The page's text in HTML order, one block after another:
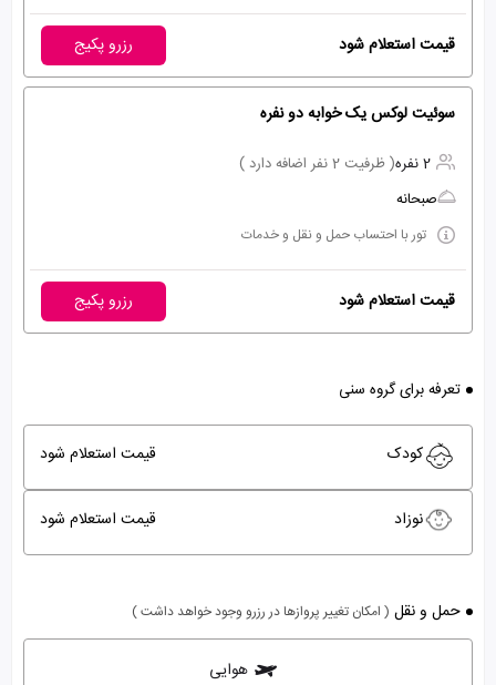
قیمت استعلام شود رزرو پکیج
سوئیت لوکس یک خوابه دو نفره
2 نفره
( ظرفیت 2 نفر اضافه دارد )
صبحانه
تور با احتساب حمل و نقل و خدمات
قیمت استعلام شود رزرو پکیج
تعرفه برای گروه سنی
کودک قیمت استعلام شود
نوزاد قیمت استعلام شود
حمل و نقل ( امکان تغییر پروازها در رزرو وجود خواهد داشت )
هوایی